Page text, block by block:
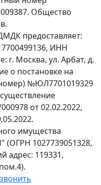
Общество
предоставляет:
ИНН
г. Москва, ул. Арбат, д.
о постановке на
№ЮЛ7701019329
от 02.02.2022,
имущества
(ОГРН 1027739051328,
адрес: 119331,